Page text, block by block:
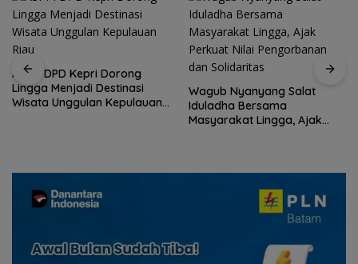
ASPPI DPD Kepri Dorong
Lingga Menjadi Destinasi
Wisata Unggulan Kepulauan
Wagub Nyanyang Salat
Iduladha Bersama
Masyarakat Lingga, Ajak